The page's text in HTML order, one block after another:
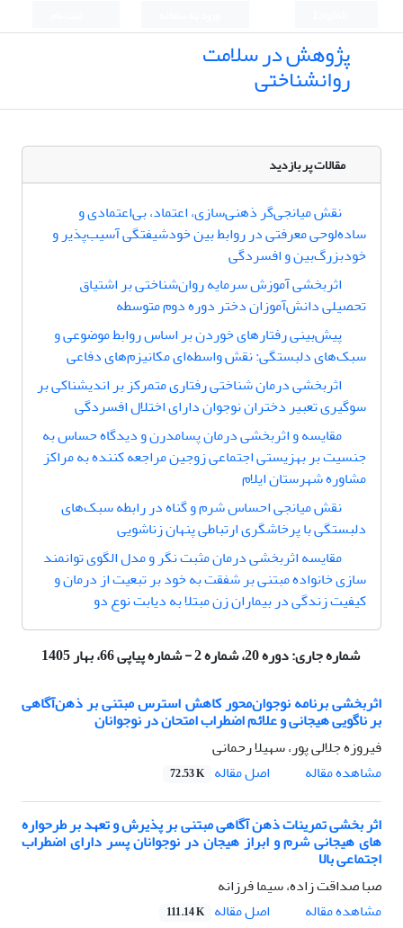
پژوهش در سلامت
روانشناختی
مقالات پر بازدید
نقش میانجی‌گر ذهنی‌سازی، اعتماد، بی‌اعتمادی و
ساده‌لوحی معرفتی در روابط بین خودشیفتگی آسیب‌پذیر و
خودبزرگ‌بین و افسردگی
اثربخشی آموزش سرمایه روان‌شناختی بر اشتیاق
تحصیلی دانش‌آموزان دختر دوره دوم متوسطه
پیش‌بینی رفتارهای خوردن بر اساس روابط موضوعی و
سبک‌های دلبستگی: نقش ‌واسطه‌ای مکانیزم‌های دفاعی
اثربخشی درمان شناختی رفتاری متمرکز بر اندیشناکی بر
سوگیری تعبیر دختران نوجوان دارای اختلال افسردگی
مقایسه و اثربخشی درمان پسامدرن و دیدگاه حساس به
جنسیت بر بهزیستی اجتماعی زوجین مراجعه کننده به مراکز
مشاوره شهرستان ایلام
نقش میانجی احساس شرم و گناه در رابطه سبک‌های
دلبستگی با پرخاشگری ارتباطی پنهان زناشویی
مقایسه اثربخشی درمان مثبت نگر و مدل الگوی توانمند
سازی خانواده مبتنی بر شفقت به خود بر تبعیت از درمان و
کیفیت زندگی در بیماران زن مبتلا به دیابت نوع دو
شماره جاری:دوره 20، شماره 2 - شماره پیاپی 66، بهار 1405
اثربخشی برنامه نوجوان‌محور کاهش استرس مبتنی بر ذهن‌آگاهی
بر ناگویی هیجانی و علائم اضطراب امتحان در نوجوانان
فیروزه جلالی پور، سهیلا رحمانی
مشاهده مقاله
اصل مقاله 72.53 K
اثر بخشی تمرینات ذهن آگاهی مبتنی بر پذیرش و تعهد بر طرحواره
های هیجانی شرم و ابراز هیجان در نوجوانان پسر دارای اضطراب
اجتماعی بالا
صبا صداقت زاده، سیما فرزانه
مشاهده مقاله
اصل مقاله 111.14 K